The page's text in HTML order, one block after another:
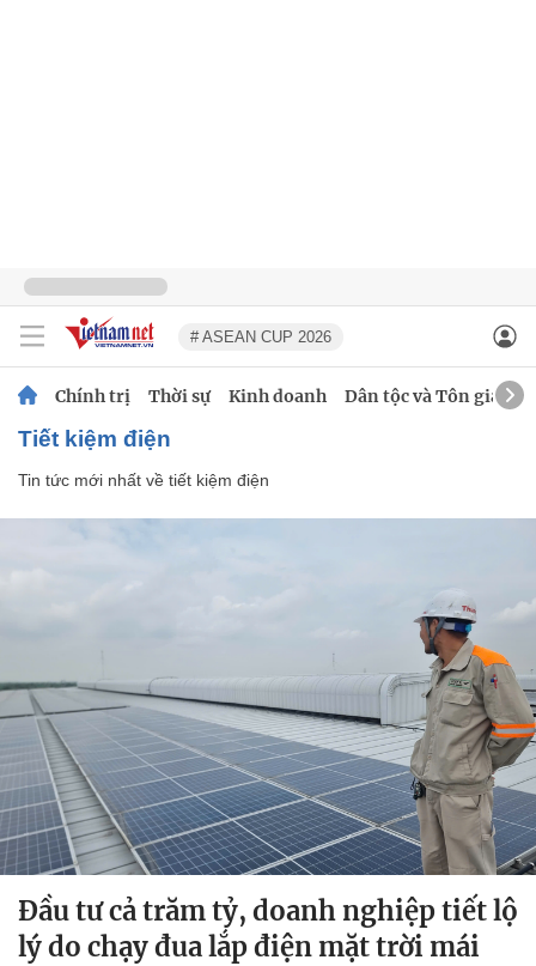
# ASEAN CUP 2026
Chính trị Thời sự Kinh doanh Dân tộc và Tôn giáo
tiết kiệm điện
Tin tức mới nhất về tiết kiệm điện
Đầu tư cả trăm tỷ, doanh nghiệp tiết lộ
lý do chạy đua lắp điện mặt trời mái